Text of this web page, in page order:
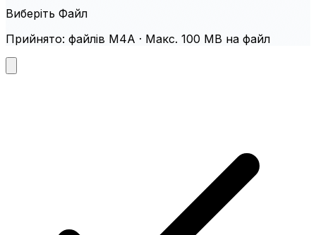
Виберіть Файл
Прийнято: файлів M4A · Макс. 100 MB на файл